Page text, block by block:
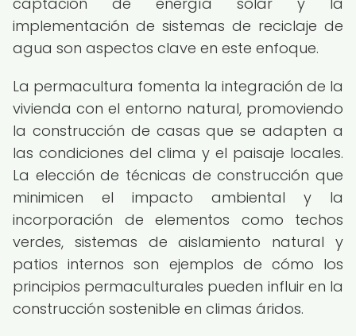
implementación de sistemas de reciclaje de
agua son aspectos clave en este enfoque.
La permacultura fomenta la integración de la
vivienda con el entorno natural, promoviendo
la construcción de casas que se adapten a
las condiciones del clima y el paisaje locales.
La elección de técnicas de construcción que
minimicen el impacto ambiental y la
incorporación de elementos como techos
verdes, sistemas de aislamiento natural y
patios internos son ejemplos de cómo los
principios permaculturales pueden influir en la
construcción sostenible en climas áridos.